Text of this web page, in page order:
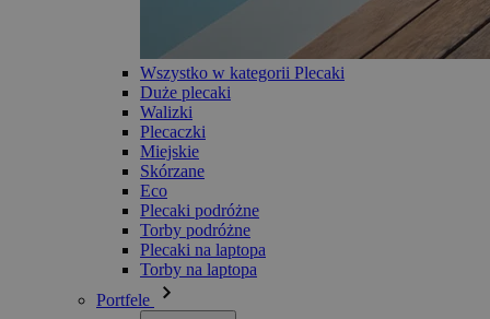
Wszystko w kategorii Plecaki
Duże plecaki
Walizki
Plecaczki
Miejskie
Skórzane
Eco
Plecaki podróżne
Torby podróżne
Plecaki na laptopa
Torby na laptopa
Portfele